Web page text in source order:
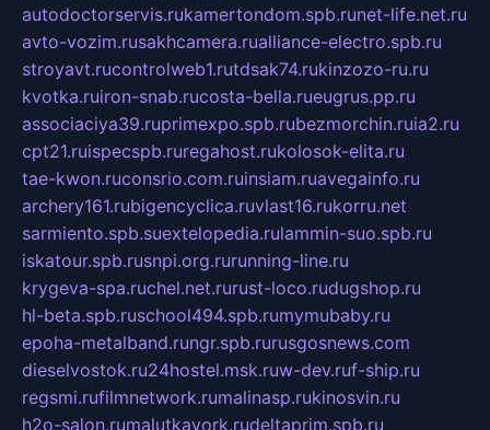
autodoctorservis.rukamertondom.spb.runet-life.net.ru
avto-vozim.rusakhcamera.rualliance-electro.spb.ru
stroyavt.rucontrolweb1.rutdsak74.rukinzozo-ru.ru
kvotka.ruiron-snab.rucosta-bella.rueugrus.pp.ru
associaciya39.ruprimexpo.spb.rubezmorchin.ruia2.ru
cpt21.ruispecspb.ruregahost.rukolosok-elita.ru
tae-kwon.ruconsrio.com.ruinsiam.ruavegainfo.ru
archery161.rubigencyclica.ruvlast16.rukorru.net
sarmiento.spb.suextelopedia.rulammin-suo.spb.ru
iskatour.spb.rusnpi.org.rurunning-line.ru
krygeva-spa.ruchel.net.rurust-loco.rudugshop.ru
hl-beta.spb.ruschool494.spb.rumymubaby.ru
epoha-metalband.rungr.spb.rurusgosnews.com
dieselvostok.ru24hostel.msk.ruw-dev.ruf-ship.ru
regsmi.rufilmnetwork.rumalinasp.rukinosvin.ru
h2o-salon.rumalutkayork.rudeltaprim.spb.ru